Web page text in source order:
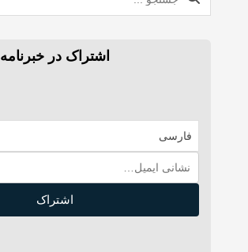
اشتراک در خبرنامه
فارسی
اشتراک